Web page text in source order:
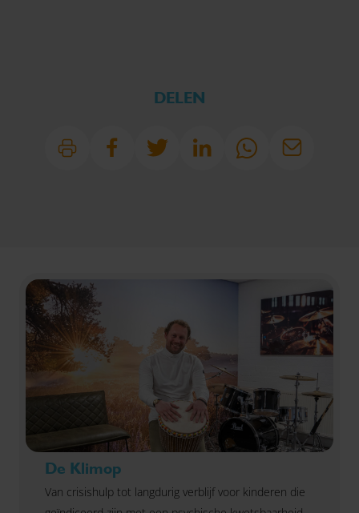
DELEN
De Klimop
Van crisishulp tot langdurig verblijf voor kinderen die